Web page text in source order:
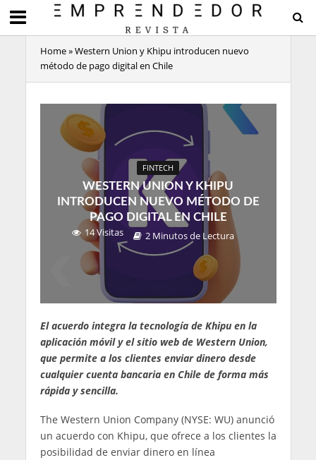
Home»Western Union y Khipu introducen nuevo
método de pago digital en Chile
FINTECH
WESTERN UNION Y KHIPU
INTRODUCEN NUEVO MÉTODO DE
PAGO DIGITAL EN CHILE
14 Visitas
2 Minutos de Lectura
El acuerdo integra la tecnología de Khipu en la
aplicación móvil y el sitio web de Western Union,
que permite a los clientes enviar dinero desde
cualquier cuenta bancaria en Chile de forma más
rápida y sencilla.
The Western Union Company (NYSE: WU) anunció
un acuerdo con Khipu, que ofrece a los clientes la
posibilidad de enviar dinero en línea